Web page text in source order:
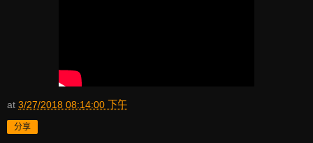
at 3/27/2018 08:14:00 下午
分享